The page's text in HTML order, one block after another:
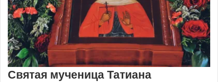
Святая мученица Татиана